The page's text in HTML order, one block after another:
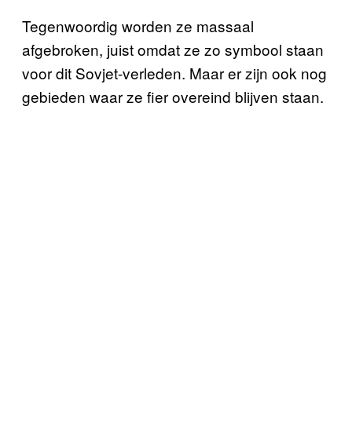
Tegenwoordig worden ze massaal
afgebroken, juist omdat ze zo symbool staan
voor dit Sovjet-verleden. Maar er zijn ook nog
gebieden waar ze fier overeind blijven staan.